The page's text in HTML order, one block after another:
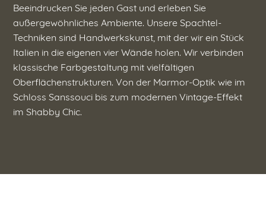
Beeindrucken Sie jeden Gast und erleben Sie
außergewöhnliches Ambiente. Unsere Spachtel-
Techniken sind Handwerkskunst, mit der wir ein Stück
Italien in die eigenen vier Wände holen. Wir verbinden
klassische Farbgestaltung mit vielfältigen
Oberflächenstrukturen. Von der Marmor-Optik wie im
Schloss Sanssouci bis zum modernen Vintage-Effekt
im Shabby Chic.